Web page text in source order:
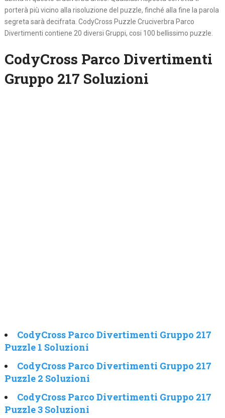
porterà più vicino alla risoluzione del puzzle, finché alla fine la parola
segreta sarà decifrata. CodyCross Puzzle Cruciverbra Parco
Divertimenti contiene 20 diversi Gruppi, cosi 100 bellissimo puzzle.
CodyCross Parco Divertimenti
Gruppo 217 Soluzioni
CodyCross Parco Divertimenti Gruppo 217
Puzzle 1 Soluzioni
CodyCross Parco Divertimenti Gruppo 217
Puzzle 2 Soluzioni
CodyCross Parco Divertimenti Gruppo 217
Puzzle 3 Soluzioni